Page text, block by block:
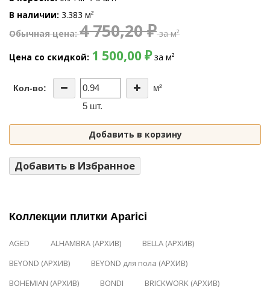
В наличии 3.383 м²
Обычная цена 4 750,20 ₽за м²
Цена со скидкой 1 500,00 ₽за м²
Кол-во:
м²
5 шт.
Добавить в корзину
Добавить в Избранное
Коллекции плитки Aparici
AGED ALHAMBRA (АРХИВ)
BELLA (АРХИВ)
BEYOND (АРХИВ)
BEYOND для пола (АРХИВ)
BOHEMIAN (АРХИВ)
BONDI
BRICKWORK (АРХИВ)